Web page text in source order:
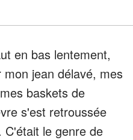
en bas lentement,
jean délavé, mes
baskets de
s'est retroussée
le genre de